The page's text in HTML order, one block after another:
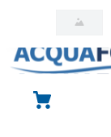
O que você